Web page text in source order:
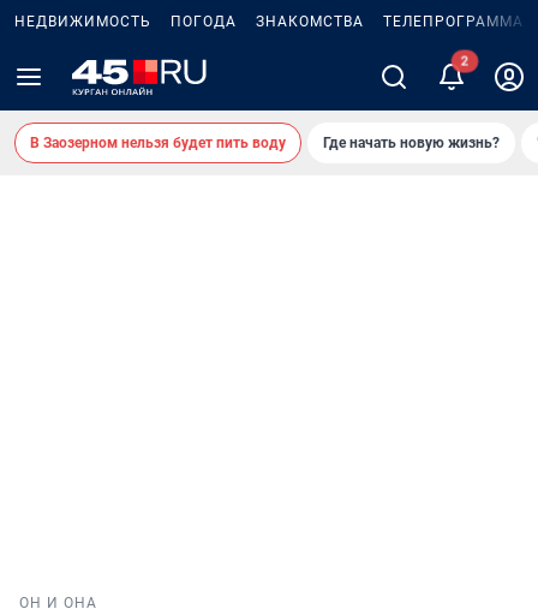
НЕДВИЖИМОСТЬ ПОГОДА ЗНАКОМСТВА ТЕЛЕПРОГРАММА
В Заозерном нельзя будет пить воду Где начать новую жизнь?
ОН И ОНА